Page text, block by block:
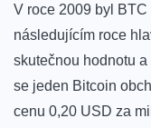
V roce 2009 byl
následujícím roce
skutečnou hodnotu
se jeden Bitcoin
cenu 0,20 USD za